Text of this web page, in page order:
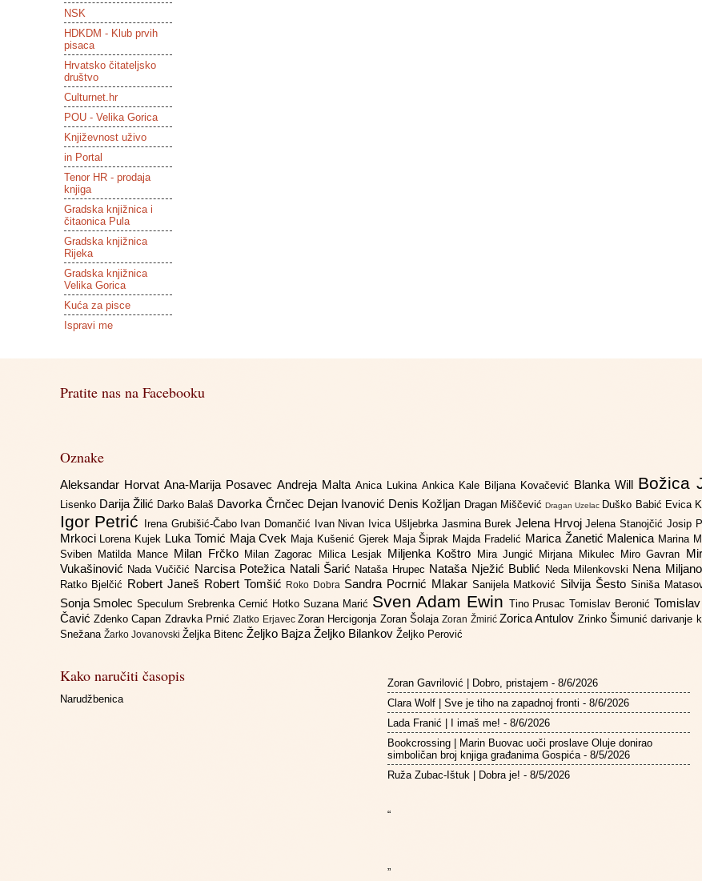
NSK
HDKDM - Klub prvih
pisaca
Hrvatsko čitateljsko
društvo
Culturnet.hr
POU - Velika Gorica
Književnost uživo
in Portal
Tenor HR - prodaja
knjiga
Gradska knjižnica i
čitaonica Pula
Gradska knjižnica
Rijeka
Gradska knjižnica
Velika Gorica
Kuća za pisce
Ispravi me
Pratite nas na Facebooku
Oznake
Aleksandar Horvat Ana-Marija Posavec Andreja Malta Anica Lukina Ankica Kale Biljana Kovačević Blanka Will Božica
Lisenko Darija Žilić Darko Balaš Davorka Črnčec Dejan Ivanović Denis Kožljan Dragan MiščevićDragan Uzelac Duško Babić Evica
Igor Petrić Irena Grubišić-Čabo Ivan Domančić Ivan Nivan Ivica Ušljebrka Jasmina BurekJelena HrvojJelena Stanojčić Josip
Mrkoci Lorena Kujek Luka Tomić Maja Cvek Maja Kušenić Gjerek Maja Šiprak Majda Fradelić Marica Žanetić Malenica Marina
Sviben Matilda Mance Milan Frčko Milan Zagorac Milica Lesjak Miljenka Koštro Mira Jungić Mirjana Mikulec Miro Gavran
Vukašinović Nada Vučičić Narcisa Potežica Natali Šarić Nataša Hrupec Nataša Nježić Bublić Neda Milenkovski Nena
Ratko Bjelčić Robert Janeš Robert Tomšić Roko Dobra Sandra Pocrnić Mlakar Sanijela Matković Silvija Šesto Siniša
Sonja SmolecSpeculumSrebrenka Cernić Hotko Suzana Marić Sven Adam Ewin Tino PrusacTomislav Beronić
Čavić Zdenko Capan Zdravka PrnićZlatko Erjavec Zoran Hercigonja Zoran ŠolajaZoran ŽmirićZorica Antulov Zrinko Šimunićdarivanje
Snežana Žarko Jovanovski Željka Bitenc Željko Bajza Željko Bilankov Željko Perović
Kako naručiti časopis
Narudžbenica
Zoran Gavrilović | Dobro, pristajem - 8/6/2026
Clara Wolf | Sve je tiho na zapadnoj fronti - 8/6/2026
Lada Franić | I imaš me! - 8/6/2026
Bookcrossing | Marin Buovac uoči proslave Oluje donirao
simboličan broj knjiga građanima Gospića- 8/5/2026
Ruža Zubac-Ištuk | Dobra je! - 8/5/2026
“
”